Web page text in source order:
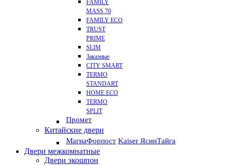
FAMILY
MASS 70
FAMILY ECO
TRUST
PRIME
SLIM
Заказные
CITY SMART
TERMO
STANDART
HOME ECO
ТЕRМО
SPLIT
Промет
Китайские двери
МагнаФорпост Kaiser ЯсинТайга
Двери межкомнатные
Двери экошпон